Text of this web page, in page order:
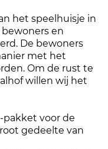
het speelhuisje in
en
De bewoners
met het
Om de rust te
willen wij het
pakket voor de
gedeelte van